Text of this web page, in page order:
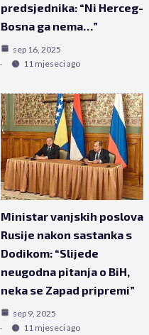
predsjednika: “Ni Herceg-
Bosna ga nema…”
sep 16, 2025
11 mjeseci ago
Ministar vanjskih poslova
Rusije nakon sastanka s
Dodikom: “Slijede
neugodna pitanja o BiH,
neka se Zapad pripremi”
sep 9, 2025
11 mjeseci ago